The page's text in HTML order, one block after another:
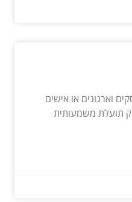
וארגונים או אישים
תועלת משמעותית